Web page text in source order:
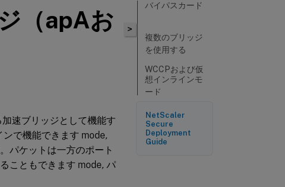
（apAお
速ブリッジとして機能す
で機能できます mode,
パケットは一方のポート
こともできます mode, パ
>
バイパスカード
複数のブリッジ
を使用する
WCCPおよび仮
想インラインモ
ード
複数のブリッジ
による高可用性
NetScaler
Secure
Deployment
Guide